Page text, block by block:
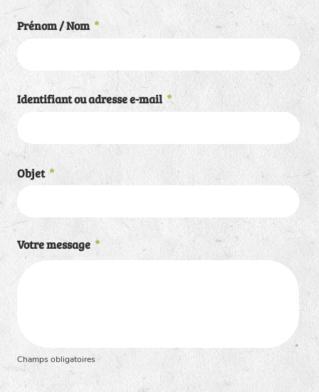
Prénom / Nom *
Identifiant ou adresse e-mail *
Objet *
Votre message *
Champs obligatoires